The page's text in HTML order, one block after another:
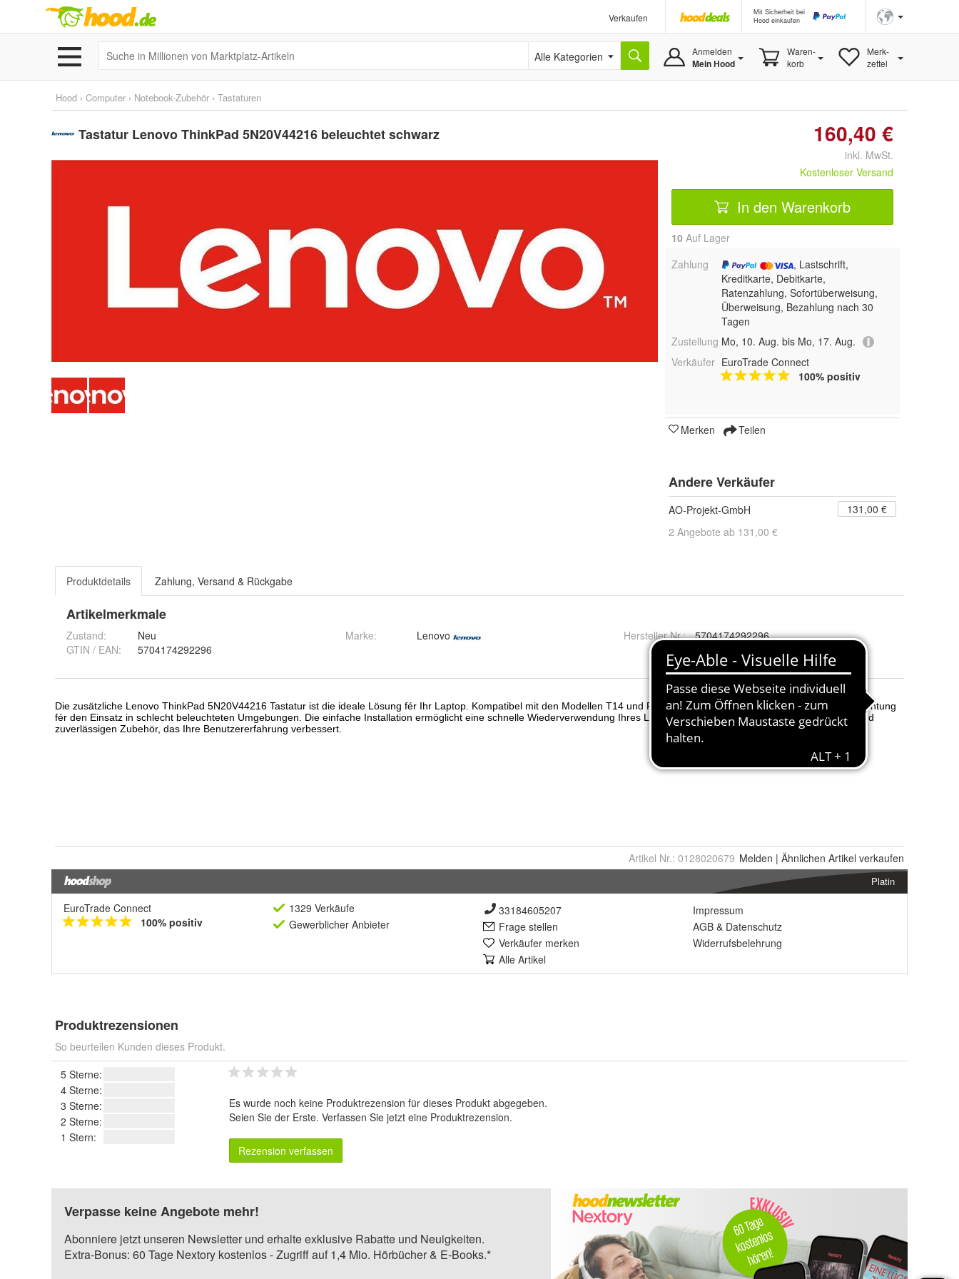
Verkaufen
Mit Sicherheit bei
Hood einkaufen
Alle Kategorien Anmelden
Mein Hood
Waren-
korb
Merk-
zettel
Hood › Computer › Notebook-Zubehör › Tastaturen
Tastatur Lenovo ThinkPad 5N20V44216 beleuchtet schwarz 160,40 €
inkl. MwSt.
Kostenloser Versand
In den Warenkorb
10 Auf Lager
Zahlung
, Lastschrift,
Kreditkarte, Debitkarte,
Ratenzahlung, Sofortüberweisung,
Überweisung, Bezahlung nach 30
Tagen
Zustellung Mo, 10. Aug. bis Mo, 17. Aug.
Verkäufer EuroTrade Connect
100% positiv
Merken Teilen
Andere Verkäufer
AO-Projekt-GmbH
131,00 €
2 Angebote ab 131,00 €
Produktdetails Zahlung, Versand & Rückgabe
Artikelmerkmale
Zustand:
Neu
GTIN / EAN:
5704174292296
Marke: Lenovo Hersteller Nr.: 5704174292296
Artikel Nr.: 0128020679 Melden | Ähnlichen Artikel verkaufen
Platin
EuroTrade Connect
100% positiv
1329 Verkäufe
Gewerblicher Anbieter
33184605207
Frage stellen
Verkäufer merken
Alle Artikel
Impressum
AGB & Datenschutz
Widerrufsbelehrung
Produktrezensionen
So beurteilen Kunden dieses Produkt.
5 Sterne:
4 Sterne:
3 Sterne:
2 Sterne:
1 Stern:
Es wurde noch keine Produktrezension für dieses Produkt abgegeben.
Seien Sie der Erste. Verfassen Sie jetzt eine Produktrezension.
Rezension verfassen
Verpasse keine Angebote mehr!
Abonniere jetzt unseren Newsletter und erhalte exklusive Rabatte und Neuigkeiten.
Extra-Bonus: 60 Tage Nextory kostenlos - Zugriff auf 1,4 Mio. Hörbücher & E-Books.*